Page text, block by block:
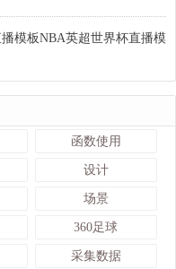
播模板NBA英超世界杯直播模
函数使用
设计
场景
360足球
采集数据